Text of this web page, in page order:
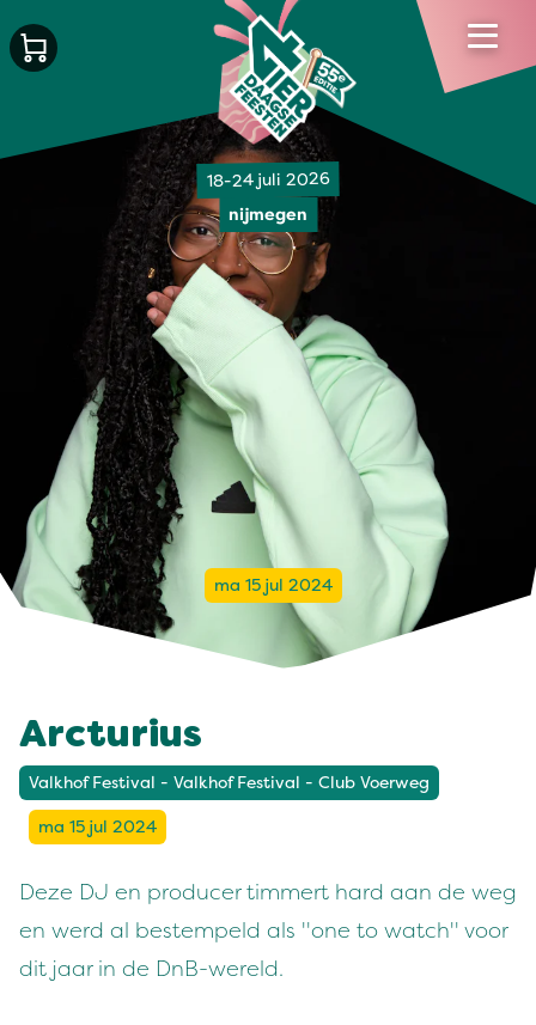
18-24 juli 2026
nijmegen
ma 15 jul 2024
Arcturius
Valkhof Festival - Valkhof Festival - Club Voerweg
ma 15 jul 2024
Deze DJ en producer timmert hard aan de weg
en werd al bestempeld als ''one to watch'' voor
dit jaar in de DnB-wereld.